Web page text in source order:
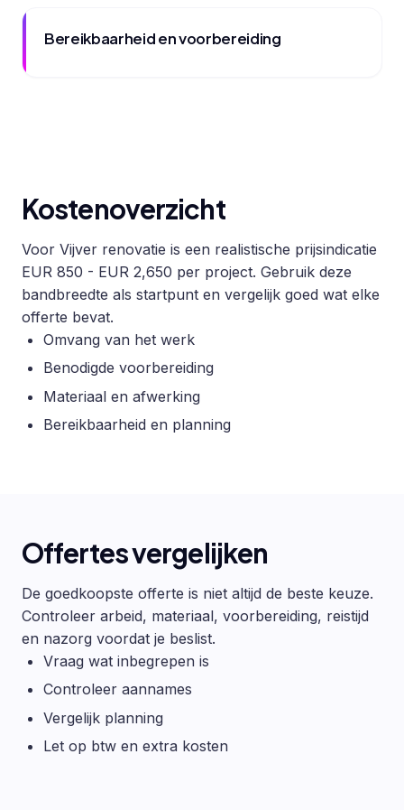
Bereikbaarheid en voorbereiding
Kostenoverzicht
Voor Vijver renovatie is een realistische prijsindicatie
EUR 850 - EUR 2,650 per project. Gebruik deze
bandbreedte als startpunt en vergelijk goed wat elke
offerte bevat.
Omvang van het werk
Benodigde voorbereiding
Materiaal en afwerking
Bereikbaarheid en planning
Offertes vergelijken
De goedkoopste offerte is niet altijd de beste keuze.
Controleer arbeid, materiaal, voorbereiding, reistijd
en nazorg voordat je beslist.
Vraag wat inbegrepen is
Controleer aannames
Vergelijk planning
Let op btw en extra kosten